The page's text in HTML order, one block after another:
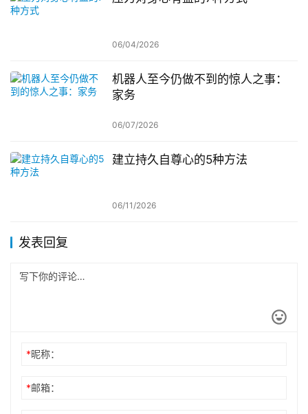
06/04/2026
机器人至今仍做不到的惊人之事：
家务
06/07/2026
建立持久自尊心的5种方法
06/11/2026
发表回复
*昵称：
*邮箱：